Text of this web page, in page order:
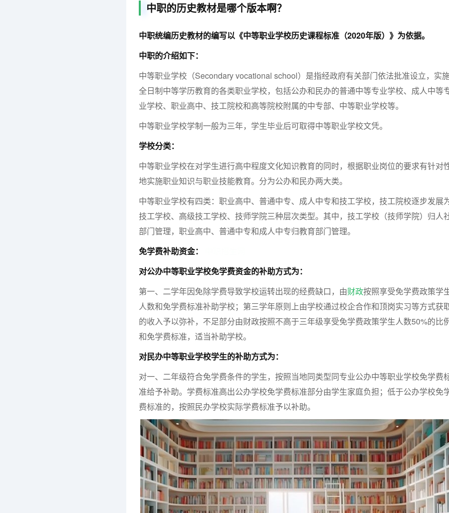
中职的历史教材是哪个版本啊？
中职统编历史教材的编写以《中等职业学校历史课程标准（2020年版）》为依据。
中职的介绍如下：
中等职业学校（Secondary vocational school）是指经政府有关部门依法批准设立，实
全日制中等学历教育的各类职业学校，包括公办和民办的普通中等专业学校、成人中等
业学校、职业高中、技工院校和高等院校附属的中专部、中等职业学校等。
中等职业学校学制一般为三年，学生毕业后可取得中等职业学校文凭。
学校分类：
中等职业学校在对学生进行高中程度文化知识教育的同时，根据职业岗位的要求有针对
地实施职业知识与职业技能教育。分为公办和民办两大类。
中等职业学校有四类：职业高中、普通中专、成人中专和技工学校，技工院校逐步发展
技工学校、高级技工学校、技师学院三种层次类型。其中，技工学校（技师学院）归人
部门管理，职业高中、普通中专和成人中专归教育部门管理。
免学费补助资金：
对公办中等职业学校免学费资金的补助方式为：
第一、二学年因免除学费导致学校运转出现的经费缺口，由财政按照享受免学费政策学
人数和免学费标准补助学校；第三学年原则上由学校通过校企合作和顶岗实习等方式获
的收入予以弥补，不足部分由财政按照不高于三年级享受免学费政策学生人数50%的比
和免学费标准，适当补助学校。
对民办中等职业学校学生的补助方式为：
对一、二年级符合免学费条件的学生，按照当地同类型同专业公办中等职业学校免学费
准给予补助。学费标准高出公办学校免学费标准部分由学生家庭负担；低于公办学校免
费标准的，按照民办学校实际学费标准予以补助。